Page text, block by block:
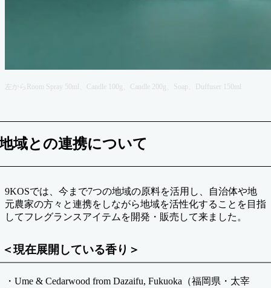
左からRoom Spray 50ml、Candle 100g、Candle 200g、Soap、Duffuser 150ml
域との連携について
9KOSでは、今まで7つの地域の原料を活用し、自治体や地
元農家の方々と連携をしながら地域を活性化することを目指
してフレグランスアイテムを開発・販売して来ました。
＜現在展開している香り＞
・Ume & Cedarwood from Dazaifu, Fukuoka（福岡県・太宰